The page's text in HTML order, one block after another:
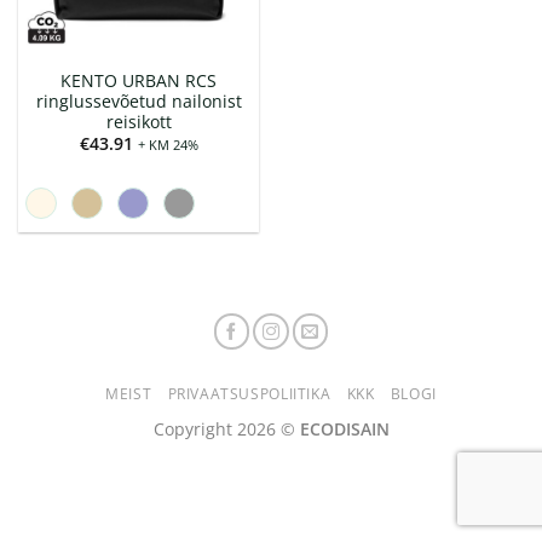
KENTO URBAN RCS
ringlussevõetud nailonist
reisikott
€43.91 + KM 24%
MEIST PRIVAATSUSPOLIITIKA KKK BLOGI
Copyright 2026 © ECODISAIN